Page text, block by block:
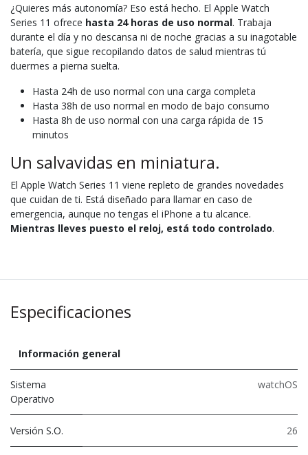
¿Quieres más autonomía? Eso está hecho. El Apple Watch
Series 11 ofrece hasta 24 horas de uso normal. Trabaja
durante el día y no descansa ni de noche gracias a su inagotable
batería, que sigue recopilando datos de salud mientras tú
duermes a pierna suelta.
Hasta 24h de uso normal con una carga completa
Hasta 38h de uso normal en modo de bajo consumo
Hasta 8h de uso normal con una carga rápida de 15
minutos
Un salvavidas en miniatura.
El Apple Watch Series 11 viene repleto de grandes novedades
que cuidan de ti. Está diseñado para llamar en caso de
emergencia, aunque no tengas el iPhone a tu alcance.
Mientras lleves puesto el reloj, está todo controlado.
Especificaciones
Información general
Sistema
Operativo
watchOS
Versión S.O. 26